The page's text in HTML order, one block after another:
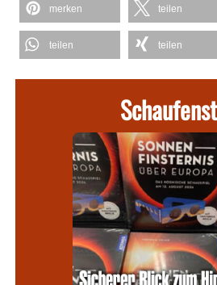
merken teilen
teilen teilen